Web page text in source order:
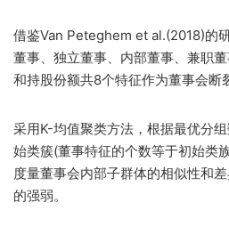
借鉴Van Peteghem et al.(2018)的
董事、独立董事、内部董事、兼职
和持股份额共8个特征作为董事会断
采用K-均值聚类方法，根据最优分
始类簇(董事特征的个数等于初始类
度量董事会内部子群体的相似性和
的强弱。